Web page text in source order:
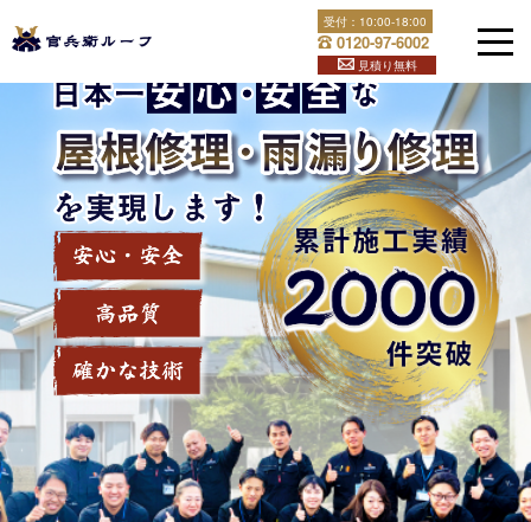
to
content
0120-97-6002
受付： 10:00-18:00
見積り無料
官兵衛ルーフは福岡県全土と下関で屋根修理・雨漏り修理を
行っております！屋根のことでお困りなら官兵衛ルーフへ！